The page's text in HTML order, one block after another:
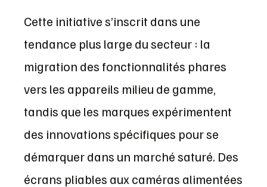
Cette initiative s’inscrit dans une
tendance plus large du secteur : la
migration des fonctionnalités phares
vers les appareils milieu de gamme,
tandis que les marques expérimentent
des innovations spécifiques pour se
démarquer dans un marché saturé. Des
écrans pliables aux caméras alimentées